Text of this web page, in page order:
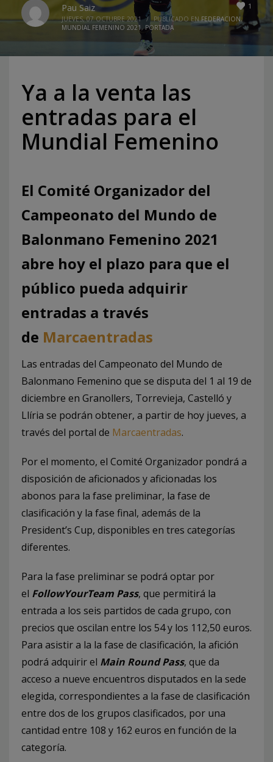
1
Pau Saiz
JUEVES, 07 OCTUBRE 2021 / PUBLICADO ENFEDERACION,
MUNDIAL FEMENINO 2021,PORTADA
Ya a la venta las
entradas para el
Mundial Femenino
El Comité Organizador del
Campeonato del Mundo de
Balonmano Femenino 2021
abre hoy el plazo para que el
público pueda adquirir
entradas a través
de Marcaentradas
Las entradas del Campeonato del Mundo de
Balonmano Femenino que se disputa del 1 al 19 de
diciembre en Granollers, Torrevieja, Castelló y
Llíria se podrán obtener, a partir de hoy jueves, a
través del portal de Marcaentradas.
Por el momento, el Comité Organizador pondrá a
disposición de aficionados y aficionadas los
abonos para la fase preliminar, la fase de
clasificación y la fase final, además de la
President’s Cup, disponibles en tres categorías
diferentes.
Para la fase preliminar se podrá optar por
el FollowYourTeam Pass, que permitirá la
entrada a los seis partidos de cada grupo, con
precios que oscilan entre los 54 y los 112,50 euros.
Para asistir a la la fase de clasificación, la afición
podrá adquirir el Main Round Pass, que da
acceso a nueve encuentros disputados en la sede
elegida, correspondientes a la fase de clasificación
entre dos de los grupos clasificados, por una
cantidad entre 108 y 162 euros en función de la
categoría.